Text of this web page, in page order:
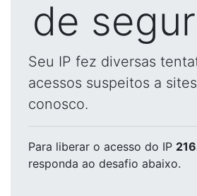
de
Seu IP fez diversas
acessos suspeitos a
conosco.
Para liberar o acesso do IP
responda ao desafio abaixo.